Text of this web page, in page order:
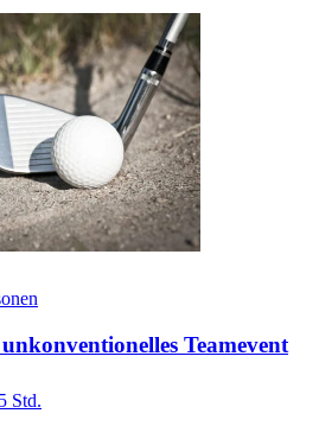
Teamevent
Std.